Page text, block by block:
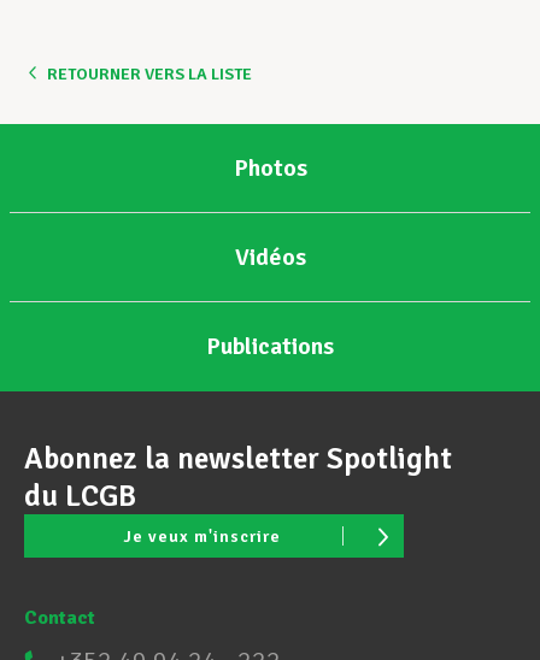
RETOURNER VERS LA LISTE
Photos
Vidéos
Publications
Abonnez la newsletter Spotlight
du LCGB
Je veux m'inscrire
Contact